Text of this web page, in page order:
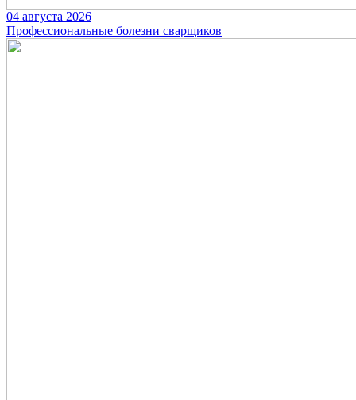
04 августа 2026
Профессиональные болезни сварщиков